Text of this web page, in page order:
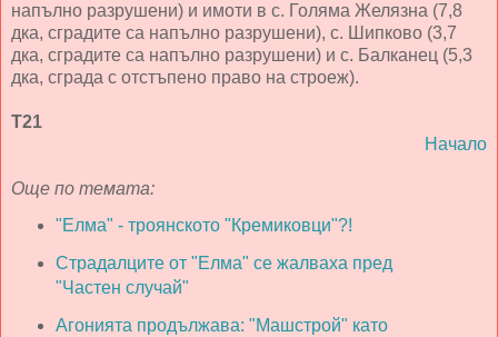
напълно разрушени) и имоти в с. Голяма Желязна (7,8
дка, сградите са напълно разрушени), с. Шипково (3,7
дка, сградите са напълно разрушени) и с. Балканец (5,3
дка, сграда с отстъпено право на строеж).
Т21
Начало
Още по темата:
"Елма" - троянското "Кремиковци"?!
Страдалците от "Елма" се жалваха пред
"Частен случай"
Агонията продължава: "Машстрой" като